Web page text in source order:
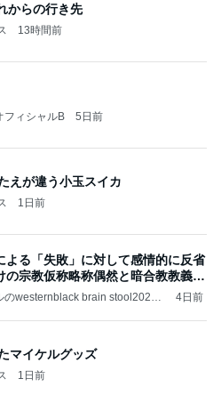
からの行き先
13時間前
フィシャルB 5日前
えが違う小玉スイカ
1日前
よる「失敗」に対して感情的に反省
宗教仮称略称偶然と暗合教教義候
のwesternblack brain stool2024
4日前
マイケルグッズ
1日前